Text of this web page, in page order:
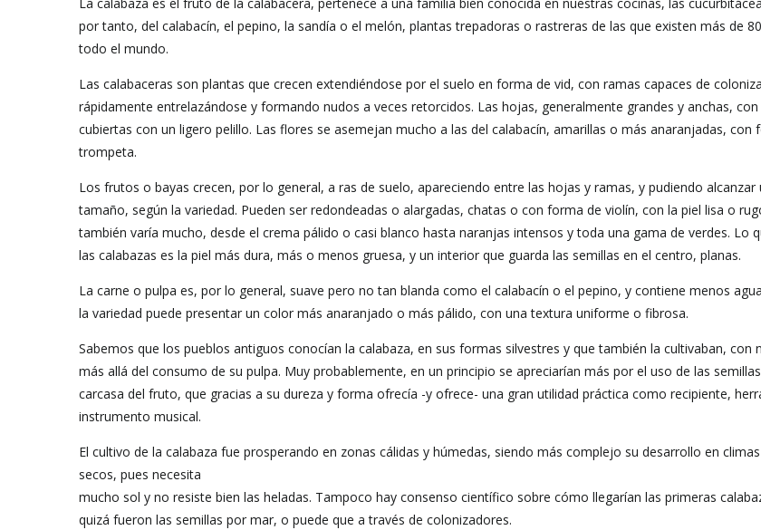
La
Navegación
La calabaza es el fruto de la calabacera, pertenece a una familia bien conocida en nuestras cocinas, las
por tanto, del calabacín, el pepino, la sandía o el melón, plantas trepadoras o rastreras de las que existen más de
todo el mundo.
Las calabaceras son plantas que crecen extendiéndose por el suelo en forma de vid, con ramas capaces de
rápidamente entrelazándose y formando nudos a veces retorcidos. Las hojas, generalmente grandes y anchas,
cubiertas con un ligero pelillo. Las flores se asemejan mucho a las del calabacín, amarillas o más anaranjadas, con
trompeta.
Los frutos o bayas crecen, por lo general, a ras de suelo, apareciendo entre las hojas y ramas, y pudiendo alcanzar
tamaño, según la variedad. Pueden ser redondeadas o alargadas, chatas o con forma de violín, con la piel lisa o
también varía mucho, desde el crema pálido o casi blanco hasta naranjas intensos y toda una gama de verdes. Lo
las calabazas es la piel más dura, más o menos gruesa, y un interior que guarda las semillas en el centro, planas.
La carne o pulpa es, por lo general, suave pero no tan blanda como el calabacín o el pepino, y contiene menos
la variedad puede presentar un color más anaranjado o más pálido, con una textura uniforme o fibrosa.
Sabemos que los pueblos antiguos conocían la calabaza, en sus formas silvestres y que también la cultivaban, con
más allá del consumo de su pulpa. Muy probablemente, en un principio se apreciarían más por el uso de las
carcasa del fruto, que gracias a su dureza y forma ofrecía -y ofrece- una gran utilidad práctica como recipiente,
instrumento musical.
El cultivo de la calabaza fue prosperando en zonas cálidas y húmedas, siendo más complejo su desarrollo en
secos, pues necesita
mucho sol y no resiste bien las heladas. Tampoco hay consenso científico sobre cómo llegarían las primeras
quizá fueron las semillas por mar, o puede que a través de colonizadores.